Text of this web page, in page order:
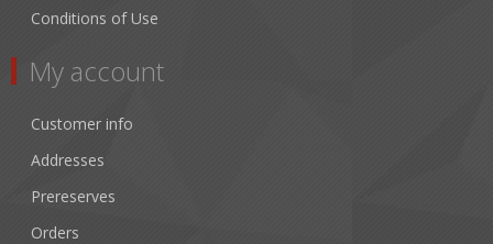
Conditions of Use
My account
Customer info
Addresses
Prereserves
Orders